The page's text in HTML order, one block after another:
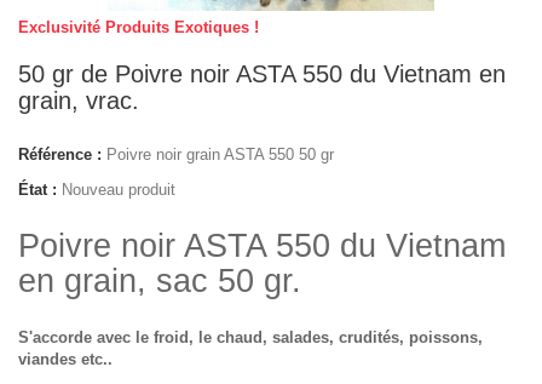
Exclusivité Produits Exotiques !
50 gr de Poivre noir ASTA 550 du Vietnam en
grain, vrac.
Référence : Poivre noir grain ASTA 550 50 gr
État : Nouveau produit
Poivre noir ASTA 550 du Vietnam
en grain, sac 50 gr.
S'accorde avec le froid, le chaud, salades, crudités, poissons,
viandes etc..